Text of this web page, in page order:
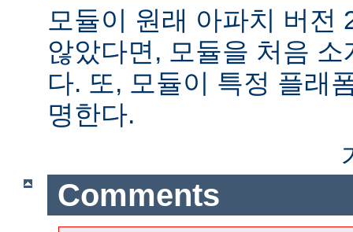
모듈이 원래 아파치 버전
않았다면, 모듈을 처음
다. 또, 모듈이 특정 플래
명한다.
Comments